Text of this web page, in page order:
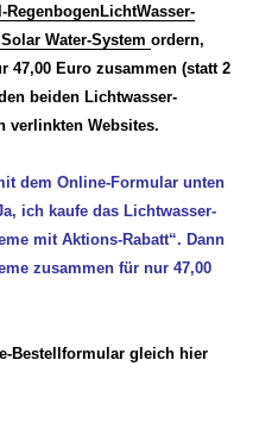
RegenbogenLichtWasser-
Water-Systemordern,
47,00 Euro zusammen (statt 2
beiden Lichtwasser-
verlinkten Websites.
dem Online-Formular unten
ich kaufe das Lichtwasser-
mit Aktions-Rabatt“. Dann
zusammen für nur 47,00
Bestellformular gleich hier